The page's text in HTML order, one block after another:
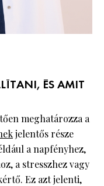
ÉS AMIT
meghatározza a
jelentős része
a napfényhez,
a stresszhez vagy
Ez azt jelenti,